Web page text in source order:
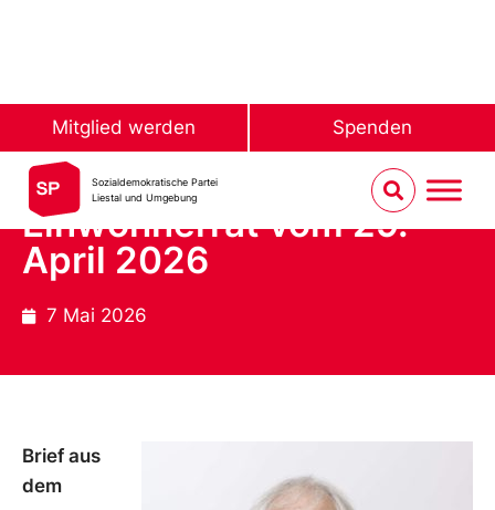
Brief aus dem
Einwohnerrat vom 29.
April 2026
7 Mai 2026
Brief aus
dem